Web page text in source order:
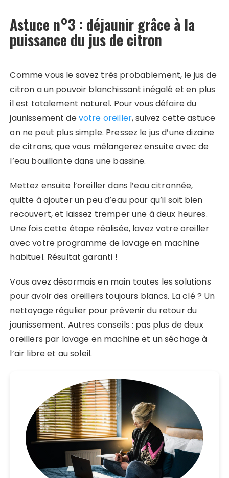
Astuce n°3 : déjaunir grâce à la
puissance du jus de citron
Comme vous le savez très probablement, le jus de
citron a un pouvoir blanchissant inégalé et en plus
il est totalement naturel. Pour vous défaire du
jaunissement devotre oreiller, suivez cette astuce
on ne peut plus simple. Pressez le jus d’une dizaine
de citrons, que vous mélangerez ensuite avec de
l’eau bouillante dans une bassine.
Mettez ensuite l’oreiller dans l’eau citronnée,
quitte à ajouter un peu d’eau pour qu’il soit bien
recouvert, et laissez tremper une à deux heures.
Une fois cette étape réalisée, lavez votre oreiller
avec votre programme de lavage en machine
habituel. Résultat garanti !
Vous avez désormais en main toutes les solutions
pour avoir des oreillers toujours blancs. La clé ? Un
nettoyage régulier pour prévenir du retour du
jaunissement. Autres conseils : pas plus de deux
oreillers par lavage en machine et un séchage à
l’air libre et au soleil.